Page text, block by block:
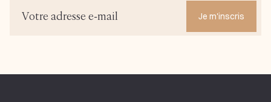
Je m'inscris